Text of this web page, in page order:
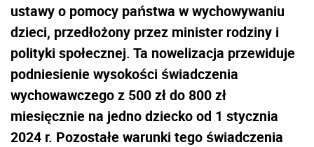
ustawy o pomocy państwa w wychowywaniu
dzieci, przedłożony przez minister rodziny i
polityki społecznej. Ta nowelizacja przewiduje
podniesienie wysokości świadczenia
wychowawczego z 500 zł do 800 zł
miesięcznie na jedno dziecko od 1 stycznia
2024 r. Pozostałe warunki tego świadczenia